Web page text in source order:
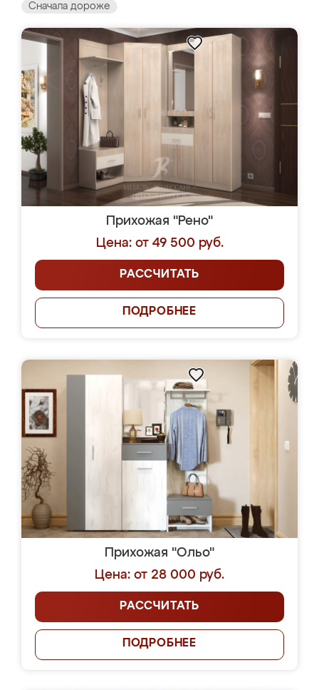
Сначала дороже
Прихожая "Рено"
Цена: от 49 500 руб.
РАССЧИТАТЬ
ПОДРОБНЕЕ
Прихожая "Ольо"
Цена: от 28 000 руб.
РАССЧИТАТЬ
ПОДРОБНЕЕ